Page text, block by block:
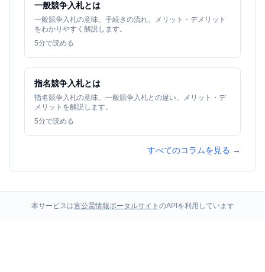
一般競争入札とは
一般競争入札の意味、手続きの流れ、メリット・デメリット
をわかりやすく解説します。
5分で読める
指名競争入札とは
指名競争入札の意味、一般競争入札との違い、メリット・デ
メリットを解説します。
5分で読める
すべてのコラムを見る →
本サービスは官公需情報ポータルサイト のAPIを利用しています